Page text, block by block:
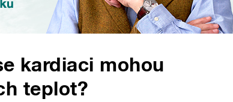
kardiaci mohou
teplot?